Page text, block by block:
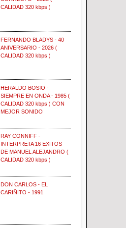
CALIDAD 320 kbps )
FERNANDO BLADYS - 40
ANIVERSARIO - 2026 (
CALIDAD 320 kbps )
HERALDO BOSIO -
SIEMPRE EN ONDA - 1985 (
CALIDAD 320 kbps ) CON
MEJOR SONIDO
RAY CONNIFF -
INTERPRETA 16 EXITOS
DE MANUEL ALEJANDRO (
CALIDAD 320 kbps )
DON CARLOS - EL
CARIÑITO - 1991